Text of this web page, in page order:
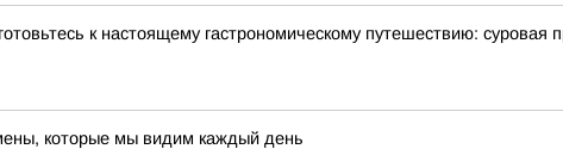
к настоящему гастрономическому путешествию:
которые мы видим каждый день